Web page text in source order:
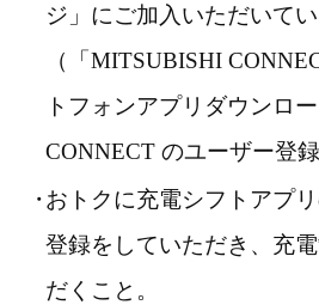
ジ」にご加入いただいてい
（「MITSUBISHI
トフォンアプリダウンロ
CONNECT のユーザー登
おトクに充電シフトアプ
登録をしていただき、充
だくこと。